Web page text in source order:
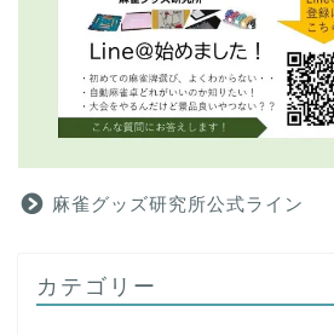
麻雀グッズ研究所公式ライン
カテゴリー